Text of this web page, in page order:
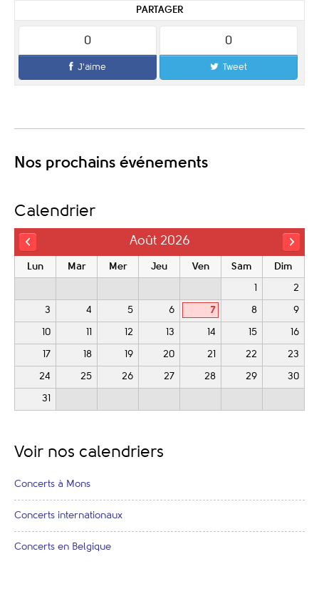
PARTAGER
0
J'aime
0
Tweet
Nos prochains événements
Calendrier
Août 2026
Lun Mar Mer Jeu Ven Sam Dim
2
3 4 5 6 7 8 9
10 12 13 14 15 16
17 18 19 20 21 22 23
24 25 26 27 28 29 30
31
Voir nos calendriers
Concerts à Mons
Concerts internationaux
Concerts en Belgique